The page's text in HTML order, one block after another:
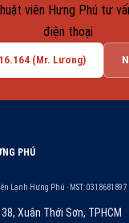
viên Hưng Phú tư
điện thoại
(Mr. Lương)
PHÚ
Lạnh Hưng Phú · MST: 0318681897
Xuân Thới Sơn, TPHCM